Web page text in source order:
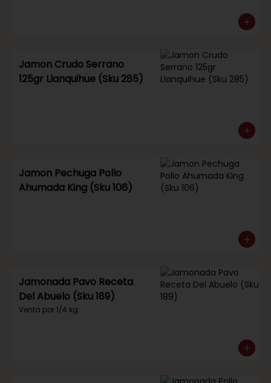
Jamon Crudo Serrano
125gr Llanquihue (Sku 285)
Jamon Pechuga Pollo
Ahumada King (Sku 106)
Jamonada Pavo Receta
Del Abuelo (Sku 189)
Venta por 1/4 kg.